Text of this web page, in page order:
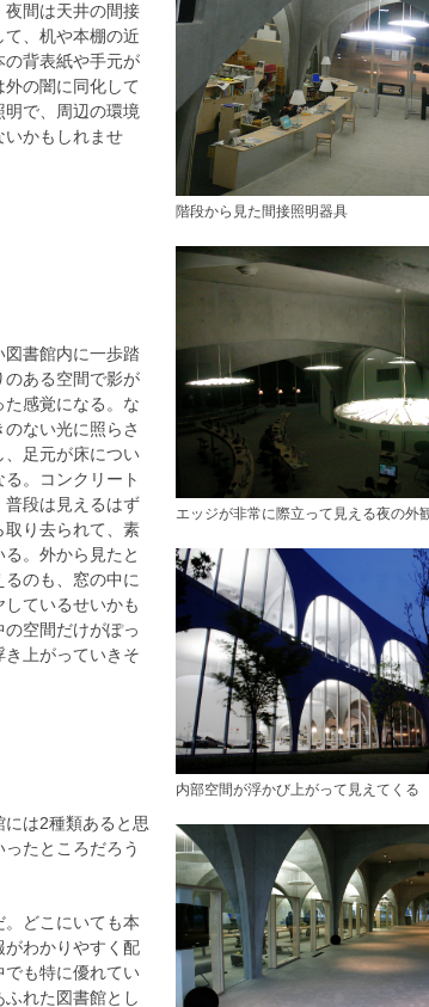
階段から見た間接照明器具
エッジが非常に際立って見える夜の外
内部空間が浮かび上がって見えてくる
夜間は天井の間接
、机や本棚の近
の背表紙や手元が
の闇に同化して
で、周辺の環境
いかもしれませ
図書館内に一歩踏
のある空間で影が
感覚になる。な
ない光に照らさ
、足元が床につい
。コンクリート
普段は見えるはず
取り去られて、素
。外から見たと
のも、窓の中に
ているせいかも
空間だけがぽっ
上がっていきそ
は2種類あると思
たところだろう
どこにいても本
がわかりやすく配
でも特に優れてい
れた図書館とし